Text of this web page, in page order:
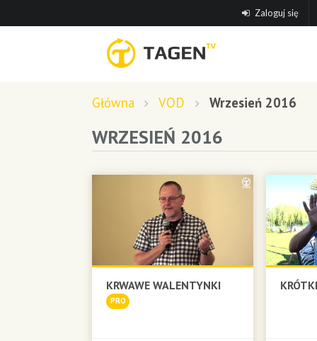
Zaloguj się
Główna VOD Wrzesień 2016
WRZESIEŃ 2016
KRWAWE WALENTYNKI
PRO